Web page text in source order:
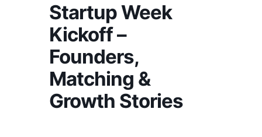
Startup Week
Kickoff –
Founders,
Matching &
Growth Stories